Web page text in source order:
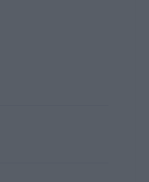
1440 pikseli), oraz
wyraźny
wykorzystują